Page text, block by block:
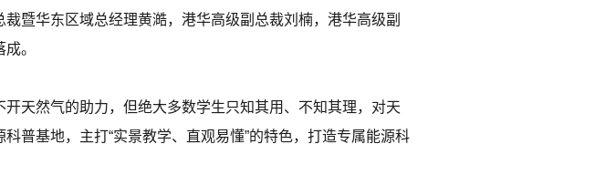
暨华东区域总经理黄澔，港华高级副总裁刘楠，港华高级副
。
天然气的助力，但绝大多数学生只知其用、不知其理，对天
普基地，主打“实景教学、直观易懂”的特色，打造专属能源科